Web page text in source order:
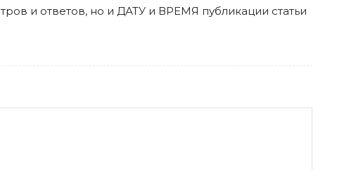
и ответов, но и ДАТУ и ВРЕМЯ публикации статьи